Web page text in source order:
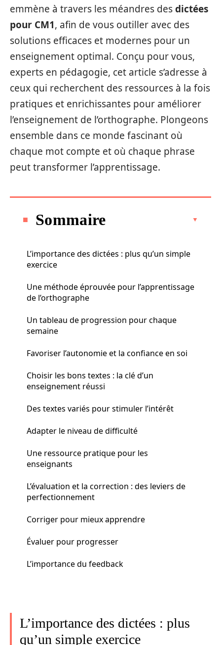
emmène à travers les méandres desdictées
pour CM1, afin de vous outiller avec des
solutions efficaces et modernes pour un
enseignement optimal. Conçu pour vous,
experts en pédagogie, cet article s’adresse à
ceux qui recherchent des ressources à la fois
pratiques et enrichissantes pour améliorer
l’enseignement de l’orthographe. Plongeons
ensemble dans ce monde fascinant où
chaque mot compte et où chaque phrase
peut transformer l’apprentissage.
Sommaire
L’importance des dictées : plus qu’un simple
exercice
Une méthode éprouvée pour l’apprentissage
de l’orthographe
Un tableau de progression pour chaque
semaine
Favoriser l’autonomie et la confiance en soi
Choisir les bons textes : la clé d’un
enseignement réussi
Des textes variés pour stimuler l’intérêt
Adapter le niveau de difficulté
Une ressource pratique pour les
enseignants
L’évaluation et la correction : des leviers de
perfectionnement
Corriger pour mieux apprendre
Évaluer pour progresser
L’importance du feedback
L’importance des dictées : plus
qu’un simple exercice